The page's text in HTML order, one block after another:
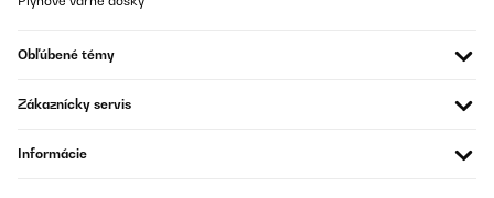
Obľúbené témy
Zákaznícky servis
Informácie